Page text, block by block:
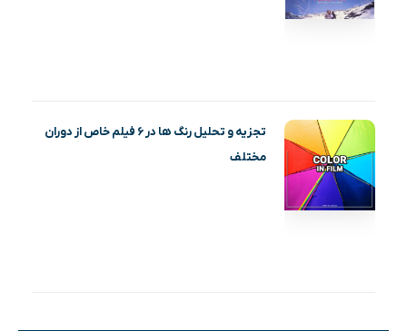
تجزیه و تحلیل رنگ ها در ۶ فیلم خاص از دوران
مختلف